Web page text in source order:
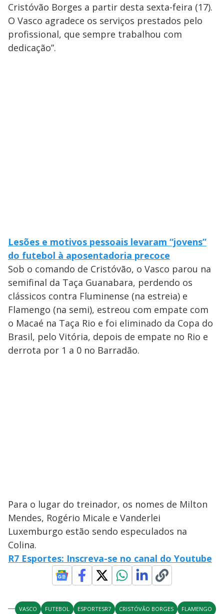
Cristóvão Borges a partir desta sexta-feira (17).
O Vasco agradece os serviços prestados pelo
profissional, que sempre trabalhou com
dedicação”.
Lesões e motivos pessoais levaram “jovens”
do futebol à aposentadoria precoce
Sob o comando de Cristóvão, o Vasco parou na
semifinal da Taça Guanabara, perdendo os
clássicos contra Fluminense (na estreia) e
Flamengo (na semi), estreou com empate com
o Macaé na Taça Rio e foi eliminado da Copa do
Brasil, pelo Vitória, depois de empate no Rio e
derrota por 1 a 0 no Barradão.
Para o lugar do treinador, os nomes de Milton
Mendes, Rogério Micale e Vanderlei
Luxemburgo estão sendo especulados na
Colina.
R7 Esportes: Inscreva-se no canal do Youtube
VASCO FUTEBOL ESPORTESR7 CRISTÓVÃO BORGES
FLAMENGO